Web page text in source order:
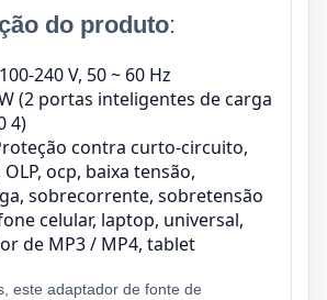
do produto:
240 V, 50 ~ 60 Hz
(2 portas inteligentes de carga
4)
contra curto-circuito,
OLP, ocp, baixa tensão,
sobrecorrente, sobretensão
celular, laptop, universal,
de MP3 / MP4, tablet
este adaptador de fonte de